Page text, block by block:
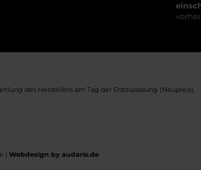
des Herstellers am Tag der Erstzulassung (Neupreis).
| Webdesign by audaris.de